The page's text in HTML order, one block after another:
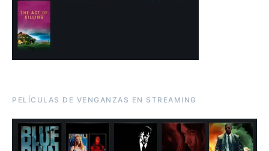
PELÍCULAS DE VENGANZAS EN STREAMING